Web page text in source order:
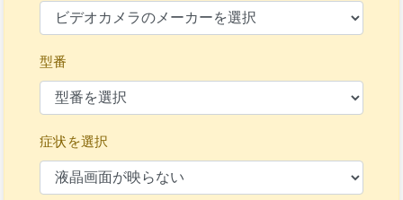
型番
症状を選択